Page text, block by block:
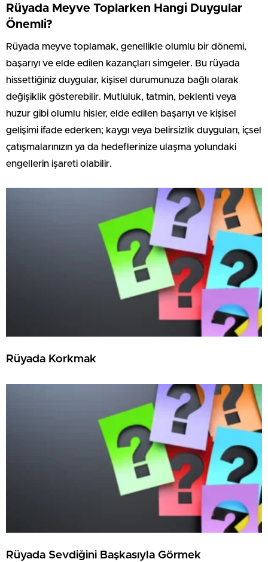
Rüyada Meyve Toplarken Hangi Duygular
Önemli?
Rüyada meyve toplamak, genellikle olumlu bir dönemi,
başarıyı ve elde edilen kazançları simgeler. Bu rüyada
hissettiğiniz duygular, kişisel durumunuza bağlı olarak
değişiklik gösterebilir. Mutluluk, tatmin, beklenti veya
huzur gibi olumlu hisler, elde edilen başarıyı ve kişisel
gelişimi ifade ederken; kaygı veya belirsizlik duyguları, içsel
çatışmalarınızın ya da hedeflerinize ulaşma yolundaki
engellerin işareti olabilir.
Rüyada Korkmak
Rüyada Sevdiğini Başkasıyla Görmek